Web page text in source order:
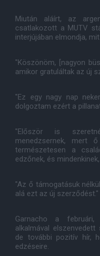
Miután aláírt, az
csatlakozott a MUTV
interjújában elmondja,
"Köszönöm, [nagyon
amikor gratuláltak az új
"Ez egy nagy nap
dolgoztam ezért a
"Először is
menedzsernek, mert
természetesen a
edzőnek, és
"Az ő támogatásuk
alá ezt az új szerződést."
Garnacho a februári,
alkalmával
de további pozitív hír,
edzéseire.